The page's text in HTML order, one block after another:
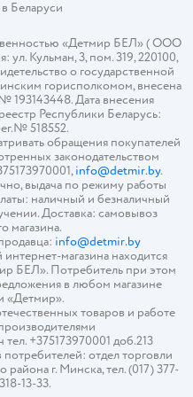
Беларуси
«Детмир БЕЛ» ( ООО
Кульман, 3, пом. 319, 220100,
о государственной
горисполкомом, внесена
193143448. Дата внесения
Республики Беларусь:
518552.
обращения покупателей
законодательством
info@detmir.by.
выдача по режиму работы
наличный и безналичный
Доставка: самовывоз
магазина.
info@detmir.by
магазина находится
БЕЛ». Потребитель при этом
в любом магазине
«Детмир».
товаров и работе
+375173970001 доб.213
отдел торговли
г. Минска, тел. (017) 377-
13-33.